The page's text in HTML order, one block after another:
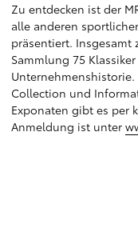
Zu entdecken ist der
alle anderen
präsentiert. Insgesamt
Sammlung 75
Collection und
Exponaten gibt es per
Anmeldung ist unter